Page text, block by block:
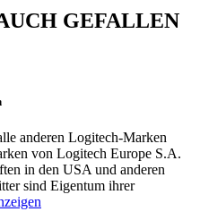
GEFALLEN
anderen Logitech-Marken
von Logitech Europe S.A.
in den USA und anderen
sind Eigentum ihrer